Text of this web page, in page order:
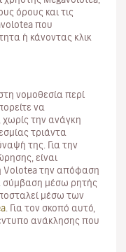
όρους και τις
που
ή κάνοντας κλικ
νομοθεσία περί
να
την ανάγκη
τριάντα
της. Για την
είναι
Volotea την απόφαση
μέσω ρητής
μέσω των
. Για τον σκοπό αυτό,
ανάκλησης που